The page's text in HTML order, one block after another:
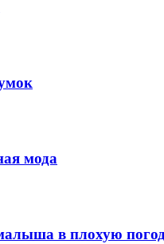
мода
в плохую